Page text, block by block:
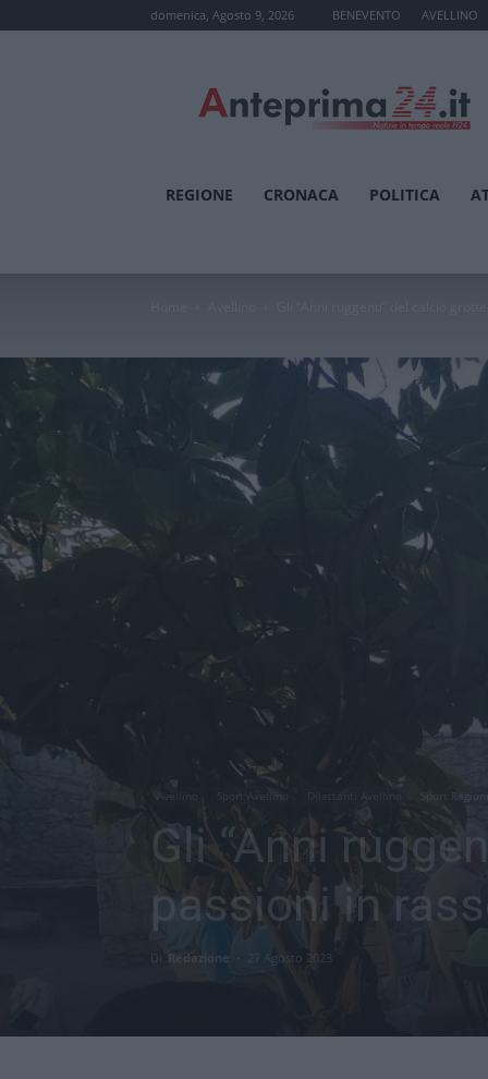
domenica, Agosto 9, 2026 BENEVENTO AVELLINO
REGIONE CRONACA POLITICA
Sport Avellino Dilettanti Avellino Sport Regione
Gli “Anni
passioni in
Redazione 27 Agosto 2023